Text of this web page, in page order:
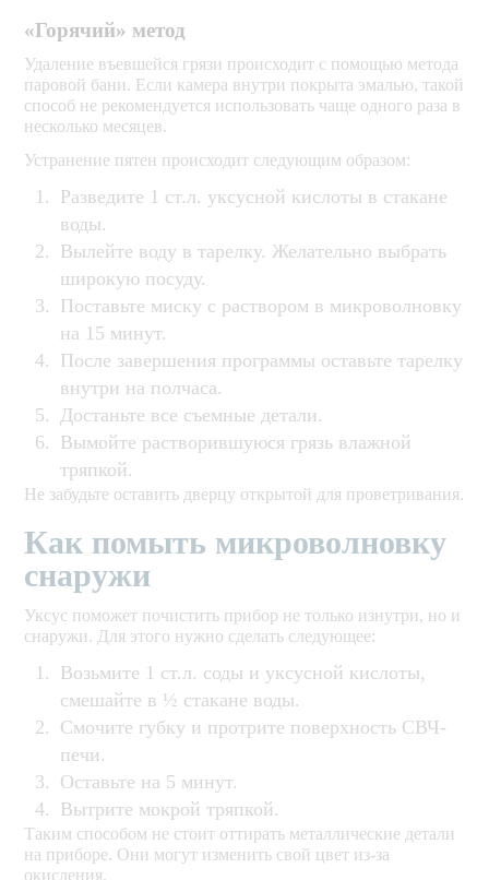
«Горячий» метод
Удаление въевшейся грязи происходит с помощью метода
паровой бани. Если камера внутри покрыта эмалью, такой
способ не рекомендуется использовать чаще одного раза в
несколько месяцев.
Устранение пятен происходит следующим образом:
Разведите 1 ст.л. уксусной кислоты в стакане
воды.
Вылейте воду в тарелку. Желательно выбрать
широкую посуду.
Поставьте миску с раствором в микроволновку
на 15 минут.
После завершения программы оставьте тарелку
внутри на полчаса.
Достаньте все съемные детали.
Вымойте растворившуюся грязь влажной
тряпкой.
Не забудьте оставить дверцу открытой для проветривания.
Как помыть микроволновку
снаружи
Уксус поможет почистить прибор не только изнутри, но и
снаружи. Для этого нужно сделать следующее:
Возьмите 1 ст.л. соды и уксусной кислоты,
смешайте в ½ стакане воды.
Смочите губку и протрите поверхность СВЧ-
печи.
Оставьте на 5 минут.
Вытрите мокрой тряпкой.
Таким способом не стоит оттирать металлические детали
на приборе. Они могут изменить свой цвет из-за
окисления.